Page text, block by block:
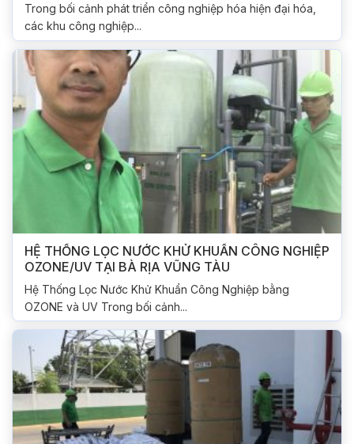
Trong bối cảnh phát triển công nghiệp hóa hiện đại hóa,
các khu công nghiệp...
HỆ THỐNG LỌC NƯỚC KHỬ KHUẨN CÔNG NGHIỆP
OZONE/UV TẠI BÀ RỊA VŨNG TÀU
Hệ Thống Lọc Nước Khử Khuẩn Công Nghiệp bằng
OZONE và UV Trong bối cảnh...